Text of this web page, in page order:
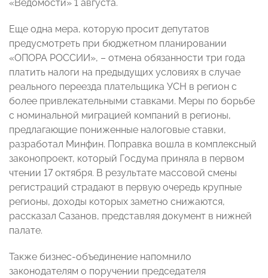
«Ведомости» 1 августа.
Еще одна мера, которую просит депутатов
предусмотреть при бюджетном планировании
«ОПОРА РОССИИ», – отмена обязанности три года
платить налоги на предыдущих условиях в случае
реального переезда плательщика УСН в регион с
более привлекательными ставками. Меры по борьбе
с номинальной миграцией компаний в регионы,
предлагающие пониженные налоговые ставки,
разработал Минфин. Поправка вошла в комплексный
законопроект, который Госдума приняла в первом
чтении 17 октября. В результате массовой смены
регистраций страдают в первую очередь крупные
регионы, доходы которых заметно снижаются,
рассказал Сазанов, представляя документ в нижней
палате.
Также бизнес-объединение напомнило
законодателям о поручении председателя